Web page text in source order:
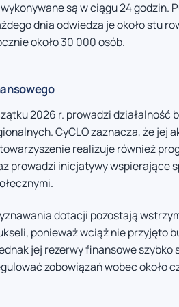
są w ciągu 24 godzin.
dnia odwiedza je około stu
około 30 000 osób.
2026 r. prowadzi działalność
CyCLO zaznacza, że jej
realizuje również
prowadzi inicjatywy wspierające
dotacji pozostają
ponieważ wciąż nie przyjęto
jej rezerwy finansowe
zobowiązań wobec około